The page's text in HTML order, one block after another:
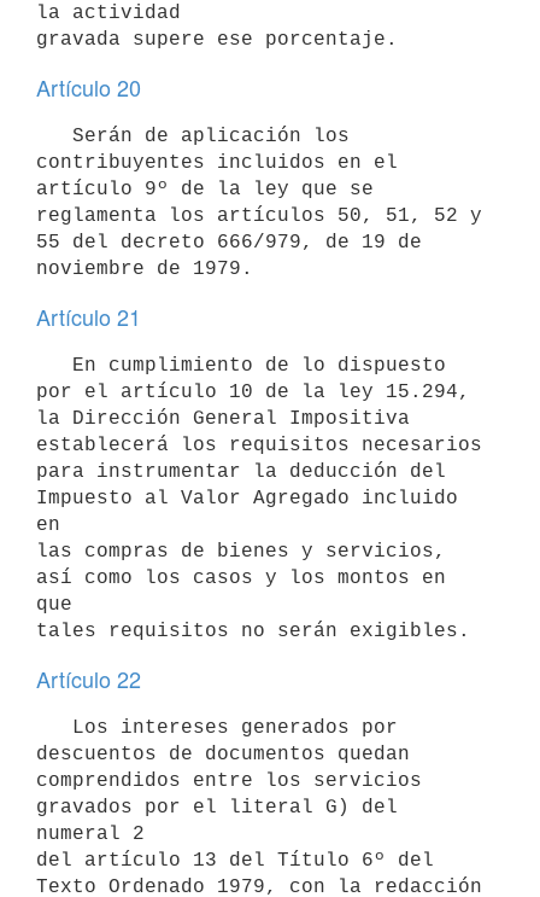
la actividad
gravada supere ese porcentaje.
Artículo 20
contribuyentes incluidos en el
artículo 9º de la ley que se
reglamenta los artículos 50, 51, 52 y
55 del decreto 666/979, de 19 de
noviembre de 1979.
Artículo 21
por el artículo 10 de la ley 15.294,
la Dirección General Impositiva
establecerá los requisitos necesarios
para instrumentar la deducción del
Impuesto al Valor Agregado incluido
en
las compras de bienes y servicios,
así como los casos y los montos en
que
tales requisitos no serán exigibles.
Artículo 22
descuentos de documentos quedan
comprendidos entre los servicios
gravados por el literal G) del
numeral 2
del artículo 13 del Título 6º del
Texto Ordenado 1979, con la redacción